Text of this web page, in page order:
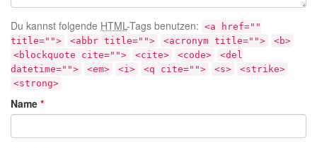
Du kannst folgende HTML-Tags benutzen: <a href=""
title="">
<abbr title=""> <acronym title="">
<b>
<blockquote cite="">
<cite> <code>
<del
datetime="">
<em> <i> <q cite=""> <s>
<strike>
<strong>
Name *